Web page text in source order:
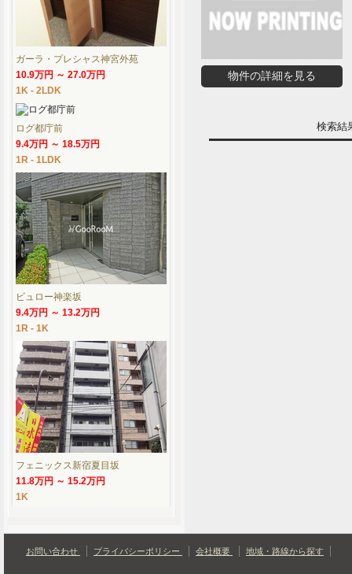
物件の詳細を見る
検索
ガーラ・プレシャス神宮外苑
10.9万円 ～ 27.0万円
1K - 2LDK
ログ都庁前
9.4万円 ～ 18.5万円
1R - 1LDK
ビュロー神楽坂
9.4万円 ～ 13.2万円
1R - 1K
フェニックス新宿夏目坂
11.8万円 ～ 15.2万円
1K
お問い合わせ プライバシーポリシー 会社概要 地域・路線から探す